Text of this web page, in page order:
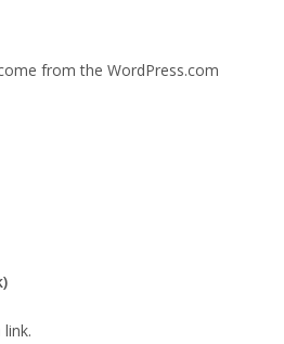
from the WordPress.com
link.